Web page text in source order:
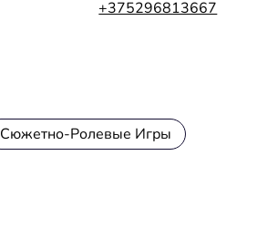
+375296813667
Сюжетно-Ролевые Игры